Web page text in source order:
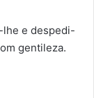
lhe e despedi-
gentileza.